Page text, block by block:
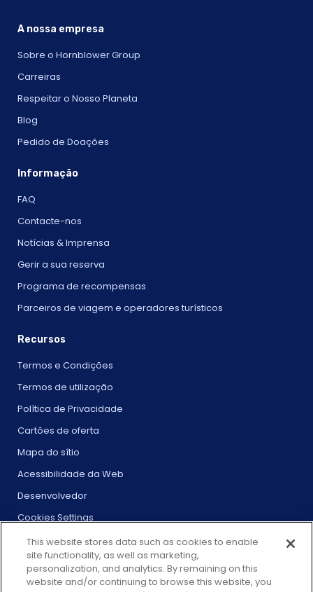
A nossa empresa
Sobre o Hornblower Group
Carreiras
Respeitar o Nosso Planeta
Blog
Pedido de Doações
Informação
FAQ
Contacte-nos
Notícias & Imprensa
Gerir a sua reserva
Programa de recompensas
Parceiros de viagem e operadores turísticos
Recursos
Termos e Condições
Termos de utilização
Política de Privacidade
Cartões de oferta
Mapa do sítio
Acessibilidade da Web
Desenvolvedor
Cookies Settings
This website stores data such as cookies to enable
site functionality, as well as marketing,
personalization, and analytics. By remaining on this
website and/or continuing to browse this website, you